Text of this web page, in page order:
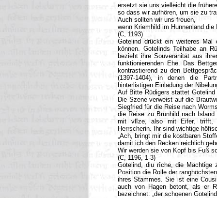
ersetzt sie uns vielleicht die
so dass wir aufhören, um sie zu
Auch sollten wir uns freuen,
wenn Kriemhild im Hunnenland die
(C, 1193)
Gotelind drückt ein weiteres Mal
können. Gotelinds Teilhabe an
bezieht ihre Souveränität aus
funktionierenden Ehe. Das
kontrastierend zu den
(1397-1404), in denen die
hinterlistigen Einladung der
Auf Bitte Rüdigers stattet
Die Szene verweist auf die
Siegfried für die Reise nach
die Reise zu Brünhild nach
mit vlîze, also mit Eifer, trifft,
Herrscherin. Ihr sind wichtige
„Ach, bringt mir die kostbaren
damit ich den Recken reichlich
Wir werden sie von Kopf bis Fuß
(C, 1196, 1-3)
Gotelind, diu rîche, die Mächtige
Position die Rolle der
ihres Stammes. Sie ist eine
auch von Hagen betont, als er
bezeichnet: „der schoenen